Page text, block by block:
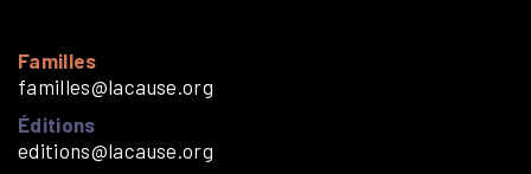
Familles
familles@lacause.org
Éditions
editions@lacause.org